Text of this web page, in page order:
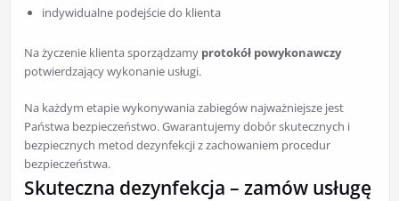
indywidualne podejście do klienta
Na życzenie klienta sporządzamy protokół powykonawczy
potwierdzający wykonanie usługi.
Na każdym etapie wykonywania zabiegów najważniejsze jest
Państwa bezpieczeństwo. Gwarantujemy dobór skutecznych i
bezpiecznych metod dezynfekcji z zachowaniem procedur
bezpieczeństwa.
Skuteczna dezynfekcja – zamów usługę